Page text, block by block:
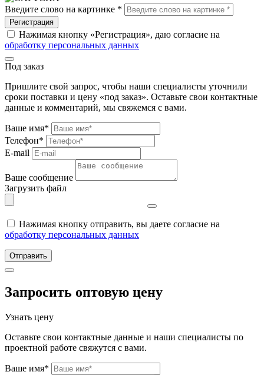
Введите слово на картинке *
Регистрация
Нажимая кнопку «Регистрация», даю согласие на
обработку персональных данных
Под заказ
Пришлите свой запрос, чтобы наши специалисты уточнили
сроки поставки и цену «под заказ». Оставьте свои контактные
данные и комментарий, мы свяжемся с вами.
Ваше имя*
Телефон*
E-mail
Ваше сообщение
Загрузить файл
Нажимая кнопку отправить, вы даете согласие на
обработку персональных данных
Отправить
Запросить оптовую цену
Узнать цену
Оставьте свои контактные данные и наши специалисты по
проектной работе свяжутся с вами.
Ваше имя*